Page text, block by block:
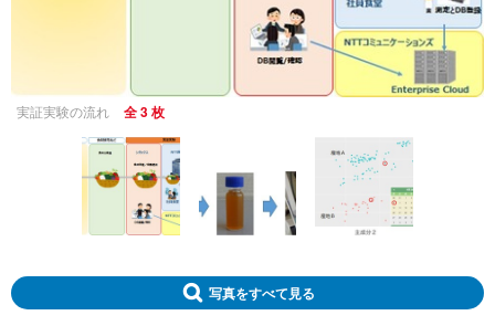
実証実験の流れ 全 3 枚
写真をすべて見る